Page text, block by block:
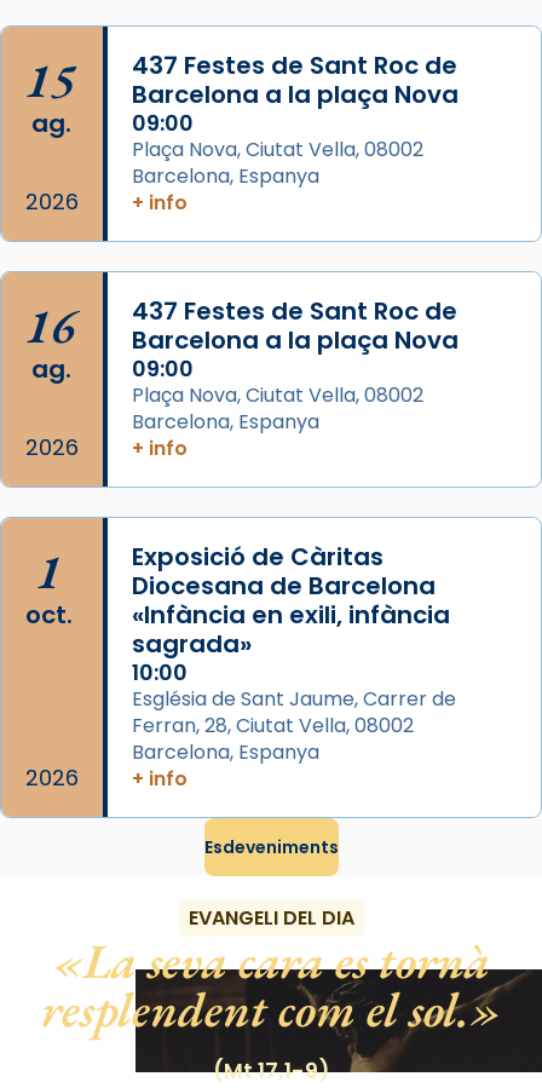
View on Facebook Share
Arquebisbat de Barcelona
2 weeks ago
Jaume, fill de Zebedeu, és juntament amb el
seu germà Joan i Pere un dels que
acompanyava més de prop Jesús.
Segons el llibre dels Fets (12,2) fou el primer
apòstol màrtir, decapitat a Jerusalem per
Herodes Agripa (vers l'any 44).
Patró de Galícia, després de les invasions
musulmanes fou venerat com a patró dels
Regnes castellans i més tard de tota
Espanya.
El seu sepulcre a Compostela fou un gran
centre de peregrinacions medievals de tot
el món cristià, després de Roma i terra
«A Raïms de Sant Jaume, raïms aigualits;
raïms de setembre te'n llepes els dits»,
segons una dita popular.
Photo
View on Facebook · Share
15
ag.
2026
437 Festes de Sant Roc de
Barcelona a la plaça Nova
09:00
Plaça Nova, Ciutat Vella, 08002
Barcelona, Espanya
+ info
16
ag.
2026
437 Festes de Sant Roc de
Barcelona a la plaça Nova
09:00
Plaça Nova, Ciutat Vella, 08002
Barcelona, Espanya
+ info
1
oct.
2026
Exposició de Càritas
Diocesana de Barcelona
«Infància en exili, infància
sagrada»
10:00
Església de Sant Jaume, Carrer de
Ferran, 28, Ciutat Vella, 08002
Barcelona, Espanya
+ info
Esdeveniments
EVANGELI DEL DIA
La seva cara es tornà
resplendent com el sol.
(Mt 17,1-9)